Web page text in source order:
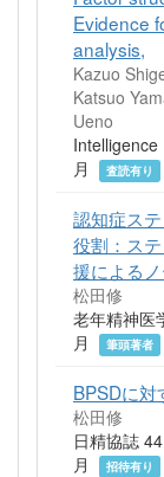
Evidence
analysis,
Kazuo
Katsuo
Ueno
月
査読有り
認知症ス
役割：ス
援による
松田修
老年精神医
月
筆頭著者
BPSDに対
松田修
日精協誌
月
招待有り